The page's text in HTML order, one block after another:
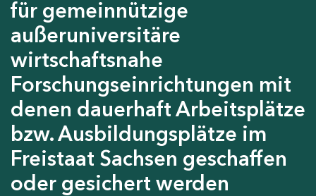
für gemeinnützige
außeruniversitäre
wirtschaftsnahe
Forschungseinrichtungen mit
denen dauerhaft Arbeitsplätze
bzw. Ausbildungsplätze im
Freistaat Sachsen geschaffen
oder gesichert werden